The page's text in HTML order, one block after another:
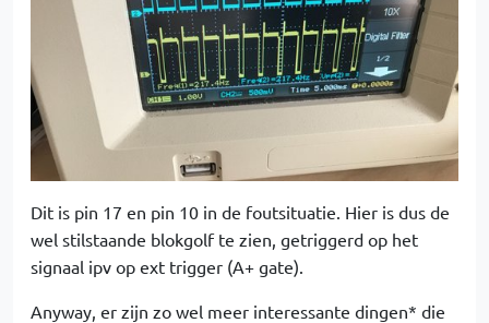
Dit is pin 17 en pin 10 in de foutsituatie. Hier is dus de
wel stilstaande blokgolf te zien, getriggerd op het
signaal ipv op ext trigger (A+ gate).
Anyway, er zijn zo wel meer interessante dingen* die